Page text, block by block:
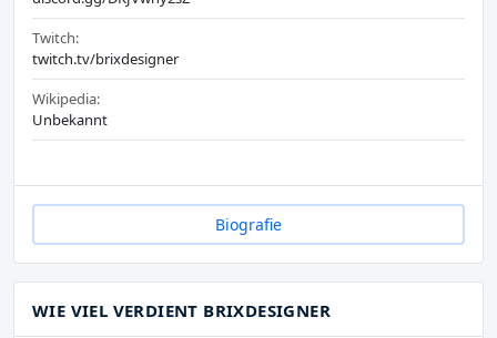
Twitch:
twitch.tv/brixdesigner
Wikipedia:
Unbekannt
Biografie
WIE VIEL VERDIENT BRIXDESIGNER